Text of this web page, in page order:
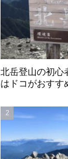
北岳登山の初心
はドコがおすす